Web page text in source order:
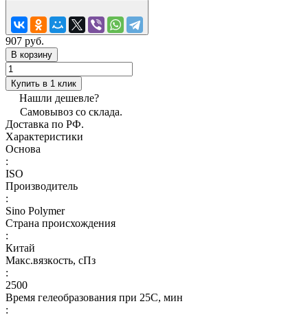
907 руб.
В корзину
Купить в 1 клик
Нашли дешевле?
Самовывоз со склада.
Доставка по РФ.
Характеристики
Основа
:
ISO
Производитель
:
Sino Polymer
Страна происхождения
:
Китай
Макс.вязкoсть, сПз
:
2500
Время гелеобразования при 25С, мин
: